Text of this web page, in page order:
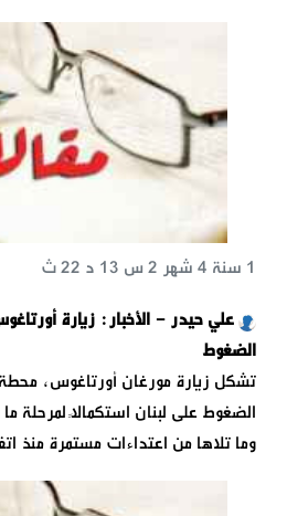
علي حيدر - الأخبار: زيارة
الضغوط
1 سنة 4 شهر 2 س 13 د 22 ث
تشكل زيارة مورغان أورتاغوس،
الضغوط على لبنان استكمالاً لمرحلة
وما تلاها من اعتداءات مستمرة منذ